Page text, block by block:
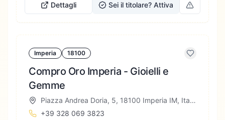
Dettagli Sei il titolare? Attiva
Imperia 18100
Compro Oro Imperia - Gioielli e
Gemme
Piazza Andrea Doria, 5, 18100 Imperia IM, Italia
+39 328 069 3823